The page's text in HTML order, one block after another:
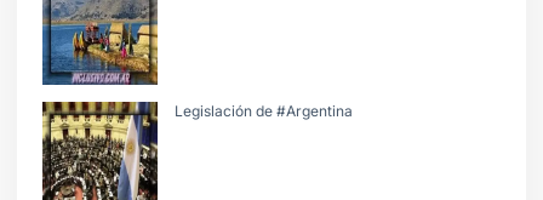
Legislación de #Argentina